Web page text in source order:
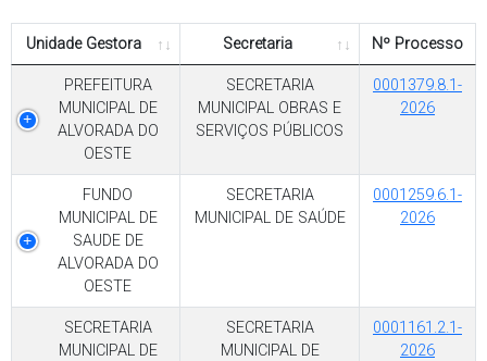
Unidade Gestora Secretaria Nº Processo
PREFEITURA
MUNICIPAL DE
ALVORADA DO
OESTE
SECRETARIA
MUNICIPAL OBRAS E
SERVIÇOS PÚBLICOS
0001379.8.1-
2026
FUNDO
MUNICIPAL DE
SAUDE DE
ALVORADA DO
OESTE
SECRETARIA
MUNICIPAL DE SAÚDE
0001259.6.1-
2026
SECRETARIA
MUNICIPAL DE
SECRETARIA
MUNICIPAL DE
0001161.2.1-
2026